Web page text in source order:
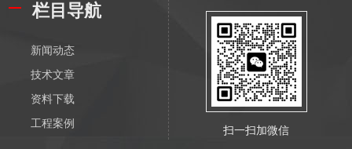
栏目导航
新闻动态
技术文章
资料下载
工程案例
扫一扫加微信